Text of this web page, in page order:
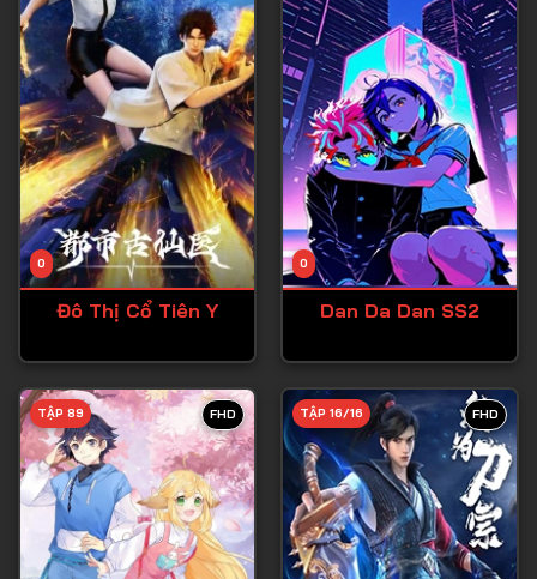
Tập 30
Tập 31
Tập 32
Tập 33
Tập 34
Tập 35
Tập 36
Tập 39
Tập 40
Tập 41
Tập 42
Tập 43
0
Đô Thị Cổ Tiên Y
0
Dan Da Dan SS2
FHD
TẬP 89 FHD
TẬP 16/16